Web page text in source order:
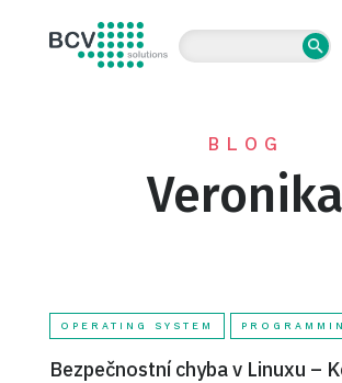
BCV solutions s.r.o.
BLOG
Veronika
OPERATING SYSTEM
Bezpečnostní chyba v Linuxu –